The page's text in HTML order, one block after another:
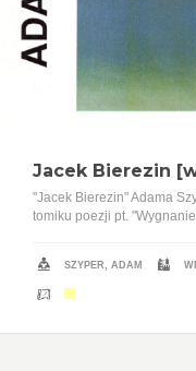
Jacek Bierezin
"Jacek Bierezin" Adama
tomiku poezji pt.
SZYPER, ADAM